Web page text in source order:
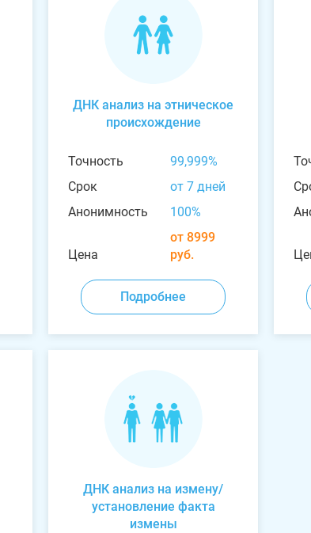
ДНК анализ на этническое
происхождение
Точность
99,999%
Срок
от 7 дней
Анонимность
100%
Цена
от 8999
руб.
Подробнее
ДНК анализ на измену/
установление факта
измены